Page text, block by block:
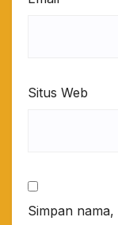
Situs Web
Simpan